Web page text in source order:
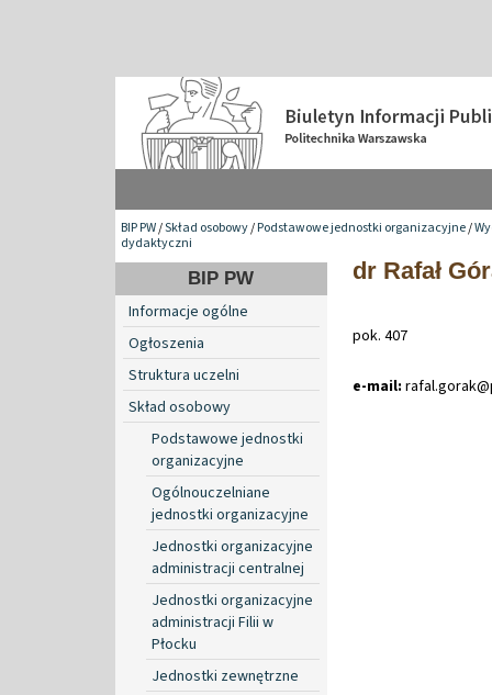
BIP PW/Skład osobowy/Podstawowe jednostki organizacyjne/
dydaktyczni
BIP PW
Informacje ogólne
Ogłoszenia
Struktura uczelni
Skład osobowy
Podstawowe jednostki
organizacyjne
Ogólnouczelniane
jednostki organizacyjne
Jednostki organizacyjne
administracji centralnej
Jednostki organizacyjne
administracji Filii w
Płocku
Jednostki zewnętrzne
dr Rafał
pok. 407
e-mail: rafal.